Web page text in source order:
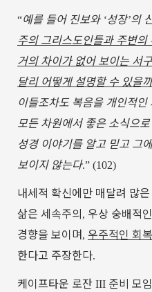
“예를 들어 진보와 ‘성장’의
주의 그리스도인들과 주변의
거의 차이가 없어 보이는 서구
달리 어떻게 설명할 수 있을까
이들조차도 복음을 개인적인
모든 차원에서 좋은 소식으로
성경 이야기를 알고 믿고 그에
보이지 않는다.” (102)
내세적 확신에만 매달려 많은
삶은 세속주의, 우상 숭배적인
경향을 보이며, 우주적인 회
한다고 주장한다.
케이프타운 로잔 III 준비 모